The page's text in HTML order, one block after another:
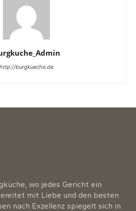
http://burgkueche.de
wo jedes Gericht ein
mit Liebe und den besten
nach Exzellenz spiegelt sich in